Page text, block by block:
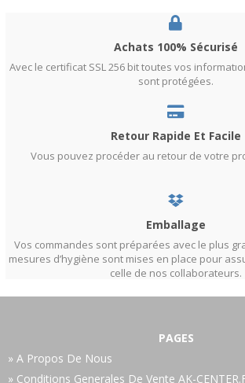
Achats 100% Sécurisé
Avec le certificat SSL 256 bit toutes vos
sont protégées.
Retour Rapide Et Facile
Vous pouvez procéder au retour de votre
Emballage
Vos commandes sont préparées avec le plus
mesures d’hygiène sont mises en place pour
celle de nos collaborateurs.
PAGES
A Propos De Nous
Conditions Generales De Vente AK-